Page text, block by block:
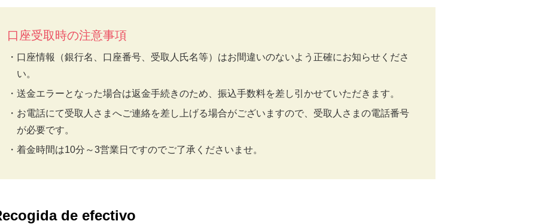
口座受取時の注意事項
口座情報（銀行名、口座番号、受取人氏名等）はお間違いのないよう正確にお知らせくださ
い。
送金エラーとなった場合は返金手続きのため、振込手数料を差し引かせていただきます。
お電話にて受取人さまへご連絡を差し上げる場合がございますので、受取人さまの電話番号
が必要です。
着金時間は10分～3営業日ですのでご了承くださいませ。
de efectivo